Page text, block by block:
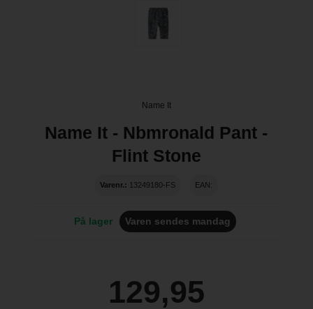
Name It
Name It - Nbmronald Pant -
Flint Stone
Varenr.: 13249180-FS EAN:
På lager Varen sendes mandag
129,95